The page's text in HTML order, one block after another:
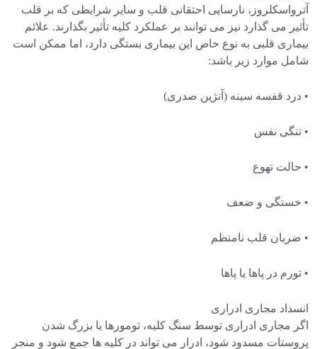
آترواسکلروز، نارسایی احتقانی قلب و سایر شرایطی که بر قلب
تأثیر می گذارد نیز می توانند بر عملکرد کلیه تأثیر بگذارند. علائم
بیماری قلبی به نوع خاص این بیماری بستگی دارد، اما ممکن است
شامل موارد زیر باشد:
• درد قفسه سینه (آنژین صدری)
• تنگی نفس
• حالت تهوع
• خستگی و ضعف
• ضربان قلب نامنظم
• تورم در پاها یا پاها
انسداد مجاری ادراری
اگر مجاری ادراری توسط سنگ کلیه، تومورها یا بزرگ شدن
پروستات مسدود شود، ادرار می تواند در کلیه ها جمع شود و منجر